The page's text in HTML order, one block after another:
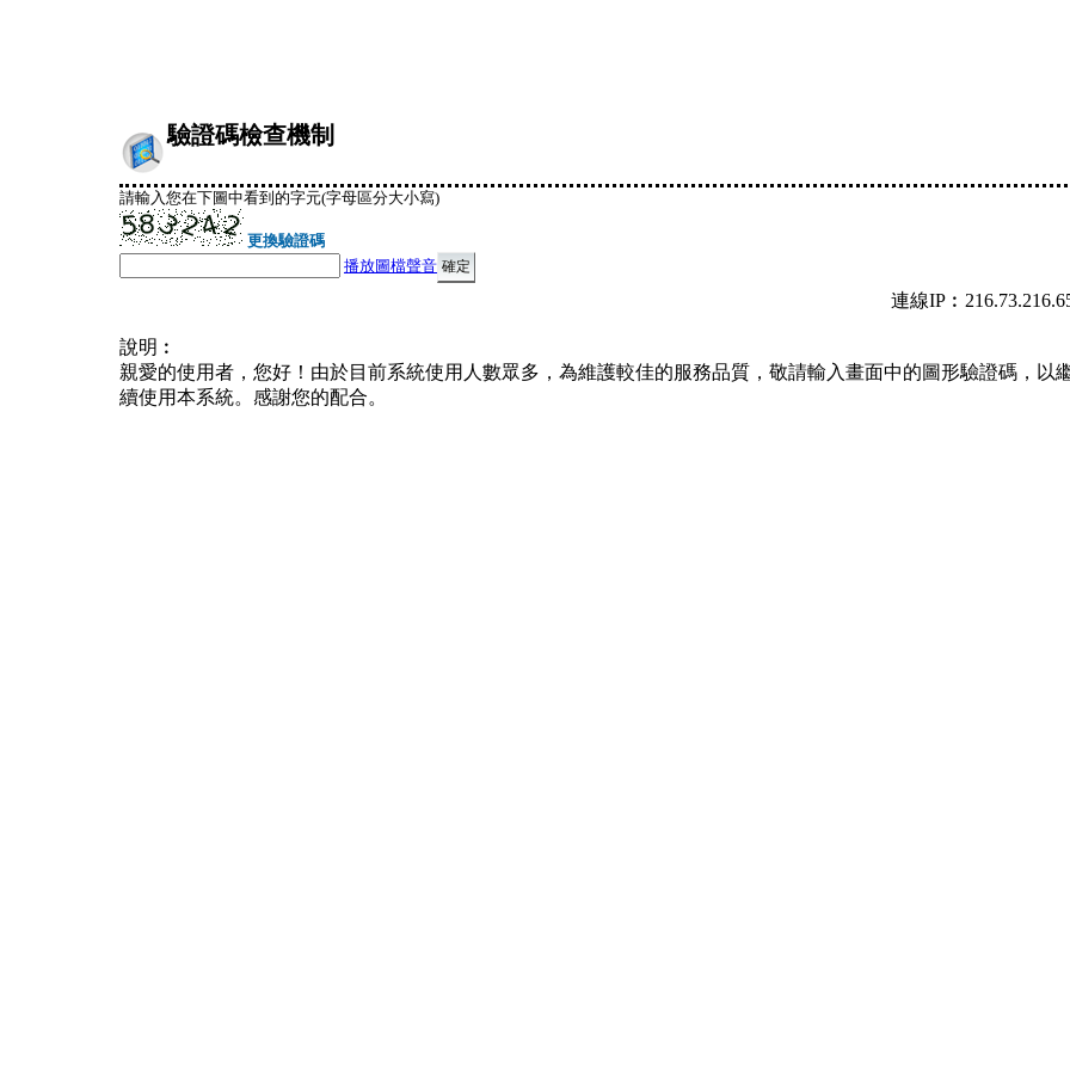
驗證碼檢查機制
請輸入您在下圖中看到的字元(字母區分大小寫)
更換驗證碼
播放圖檔聲音
連線
說明︰
親愛的使用者，您好！由於目前系統使用人數眾多，為維護較佳的服務品質，敬請輸入畫面中的圖形驗證碼，以
續使用本系統。感謝您的配合。